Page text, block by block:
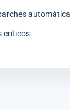
críticos.